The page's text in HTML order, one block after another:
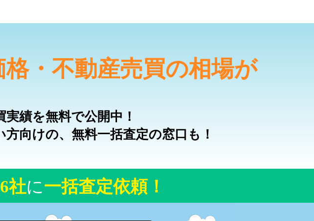
・不動産売買の相場が
績を無料で公開中！
向けの、無料一括査定の窓口も！
6社に一括査定依頼！